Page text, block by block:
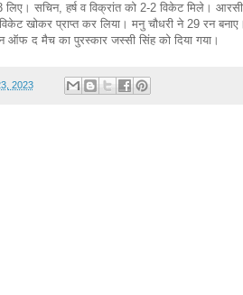
लिए। सचिन, हर्ष व विक्रांत को 2-2 विकेट मिले।
खोकर प्राप्त कर लिया। मनु चौधरी ने 29 रन
द मैच का पुरस्कार जस्सी सिंह को दिया गया।
2023